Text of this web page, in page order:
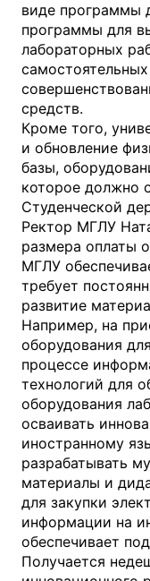
виде программы
программы для
лабораторных
средств.
Кроме того,
и обновление
базы,
которое должно
Студенческой
Ректор МГЛУ
размера оплаты
МГЛУ
требует
развитие
Например, на
оборудования
процессе
технологий для
оборудования
осваивать
иностранному
разрабатывать
материалы и
для закупки
информации на
обеспечивает
Получается